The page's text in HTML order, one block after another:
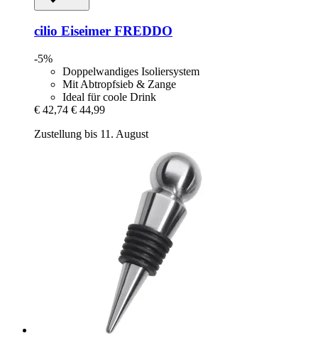
cilio Eiseimer FREDDO
-5%
Doppelwandiges Isoliersystem
Mit Abtropfsieb & Zange
Ideal für coole Drink
€ 42,74 € 44,99
Zustellung bis 11. August